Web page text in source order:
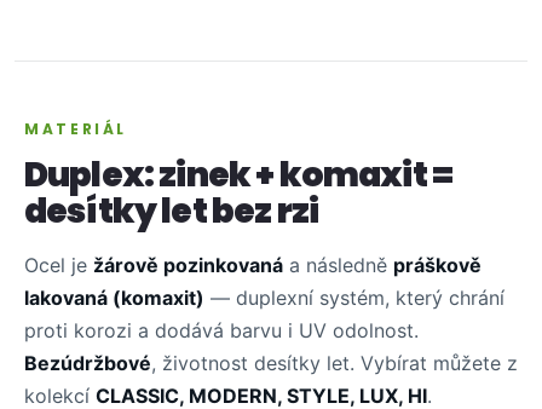
MATERIÁL
Duplex: zinek + komaxit =
desítky let bez rzi
Ocel je žárově pozinkovaná a následně práškově
lakovaná (komaxit) — duplexní systém, který chrání
proti korozi a dodává barvu i UV odolnost.
Bezúdržbové, životnost desítky let. Vybírat můžete z
kolekcí CLASSIC, MODERN, STYLE, LUX, HI.